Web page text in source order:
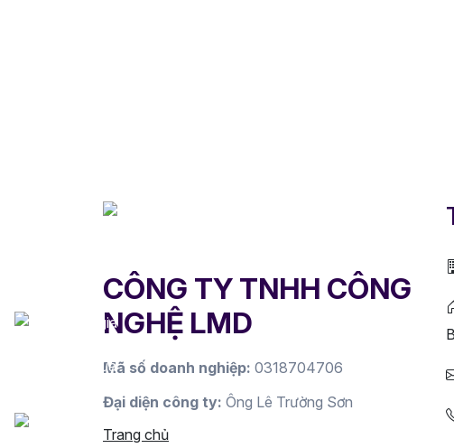
CÔNG TY TNHH CÔNG
NGHỆ LMD
Mã số doanh nghiệp: 0318704706
Đại diện công ty: Ông Lê Trường Sơn
Trang chủ